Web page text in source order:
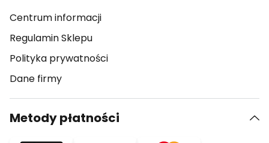
Centrum informacji
Regulamin Sklepu
Polityka prywatności
Dane firmy
Metody płatności